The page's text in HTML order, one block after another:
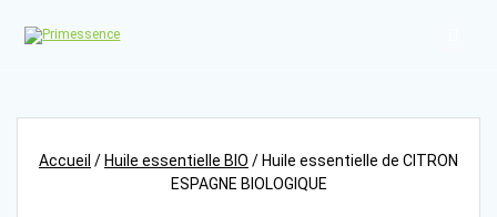
Accueil / Huile essentielle BIO / Huile essentielle de CITRON
ESPAGNE BIOLOGIQUE